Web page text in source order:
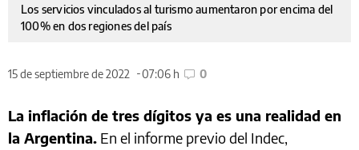
Los servicios vinculados al turismo aumentaron por encima del
100% en dos regiones del país
15 de septiembre de 2022 07:06 h 0
La inflación de tres dígitos ya es una realidad en
la Argentina. En el informe previo del Indec,